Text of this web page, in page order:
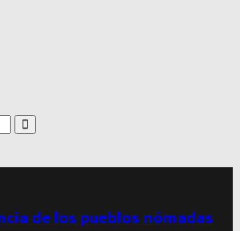
Search
de los pueblos nómadas